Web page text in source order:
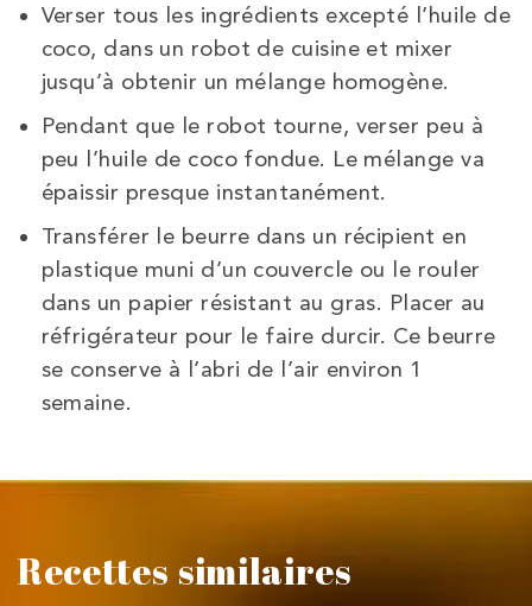
Verser tous les ingrédients excepté l’huile de
coco, dans un robot de cuisine et mixer
jusqu’à obtenir un mélange homogène.
Pendant que le robot tourne, verser peu à
peu l’huile de coco fondue. Le mélange va
épaissir presque instantanément.
Transférer le beurre dans un récipient en
plastique muni d’un couvercle ou le rouler
dans un papier résistant au gras. Placer au
réfrigérateur pour le faire durcir. Ce beurre
se conserve à l’abri de l’air environ 1
semaine.
Recettes similaires